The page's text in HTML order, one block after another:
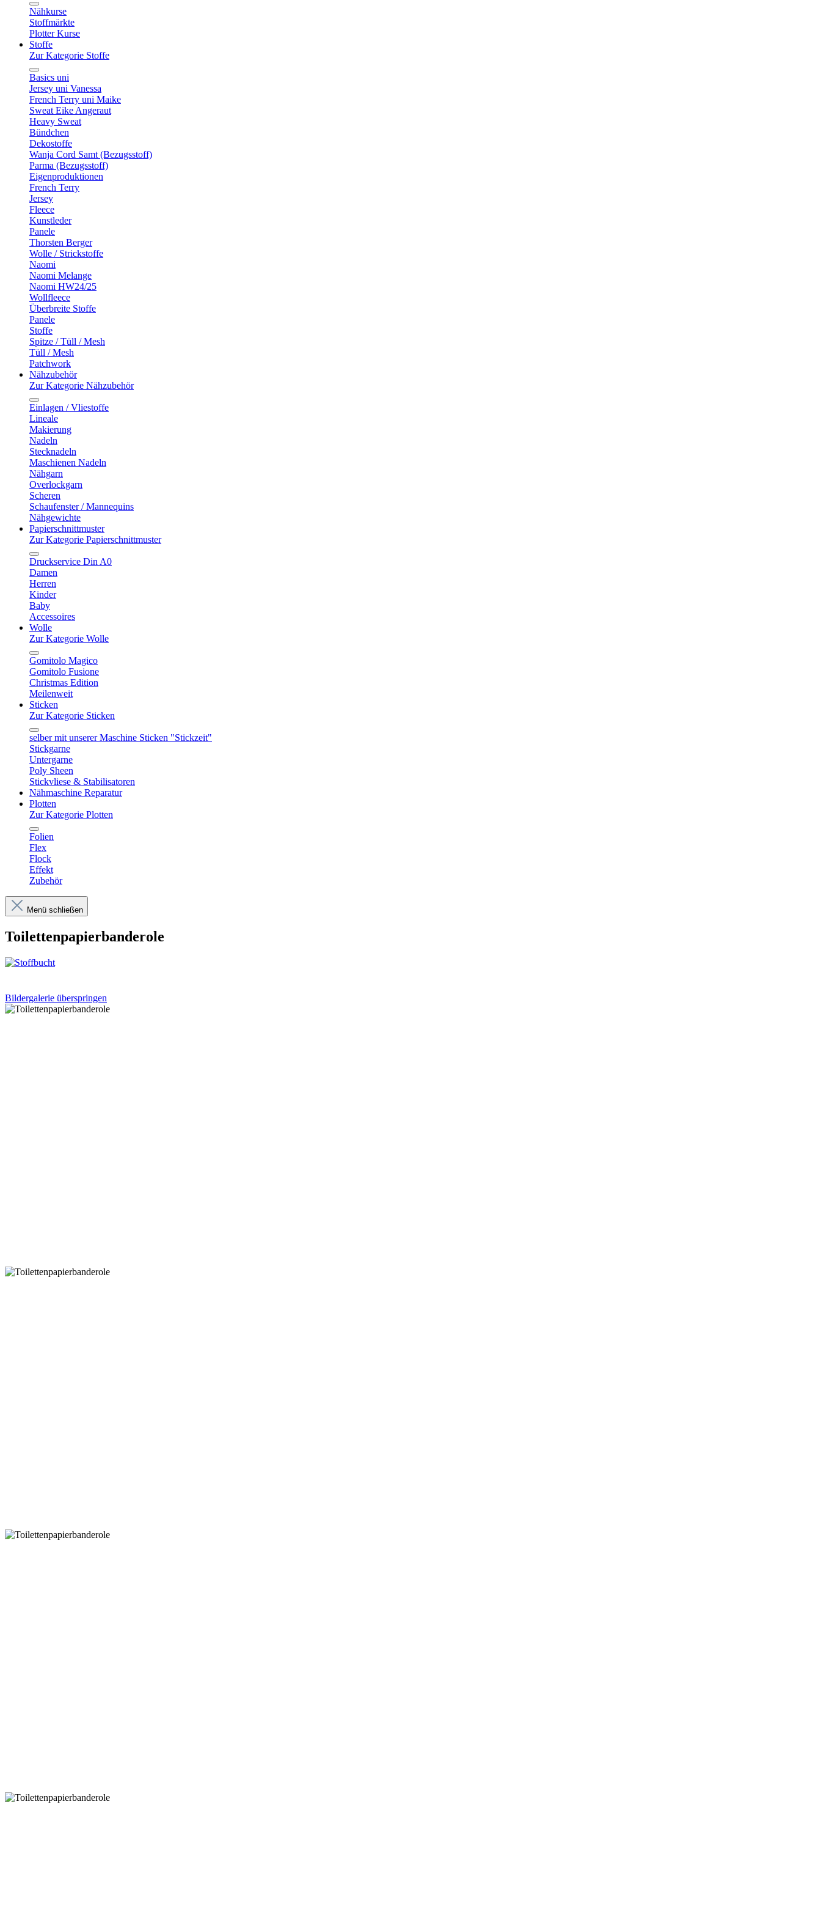
Nähkurse
Stoffmärkte
Plotter Kurse
Stoffe
Zur Kategorie Stoffe
Basics uni
Jersey uni Vanessa
French Terry uni Maike
Sweat Eike Angeraut
Heavy Sweat
Bündchen
Dekostoffe
Wanja Cord Samt (Bezugsstoff)
Parma (Bezugsstoff)
Eigenproduktionen
French Terry
Jersey
Fleece
Kunstleder
Panele
Thorsten Berger
Wolle / Strickstoffe
Naomi
Naomi Melange
Naomi HW24/25
Wollfleece
Überbreite Stoffe
Panele
Stoffe
Spitze / Tüll / Mesh
Tüll / Mesh
Patchwork
Nähzubehör
Zur Kategorie Nähzubehör
Einlagen / Vliestoffe
Lineale
Makierung
Nadeln
Stecknadeln
Maschienen Nadeln
Nähgarn
Overlockgarn
Scheren
Schaufenster / Mannequins
Nähgewichte
Papierschnittmuster
Zur Kategorie Papierschnittmuster
Druckservice Din A0
Damen
Herren
Kinder
Baby
Accessoires
Wolle
Zur Kategorie Wolle
Gomitolo Magico
Gomitolo Fusione
Christmas Edition
Meilenweit
Sticken
Zur Kategorie Sticken
selber mit unserer Maschine Sticken "Stickzeit"
Stickgarne
Untergarne
Poly Sheen
Stickvliese & Stabilisatoren
Nähmaschine Reparatur
Plotten
Zur Kategorie Plotten
Folien
Flex
Flock
Effekt
Zubehör
Menü schließen
Toilettenpapierbanderole
Bildergalerie überspringen